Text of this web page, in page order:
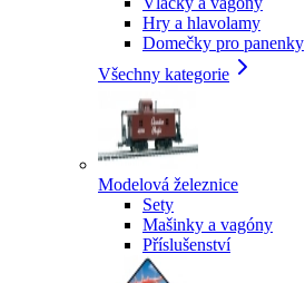
Hry a hlavolamy
Domečky pro panenky
Všechny kategorie
Modelová železnice
Sety
Mašinky a vagóny
Příslušenství